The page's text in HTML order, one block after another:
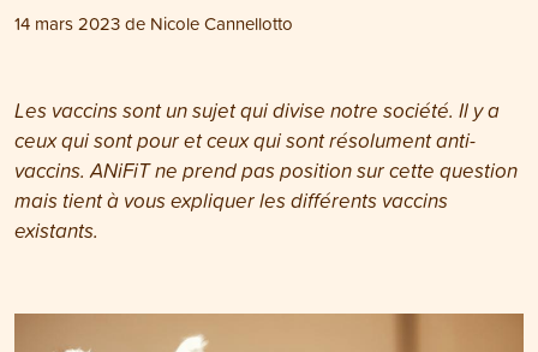
14 mars 2023de Nicole Cannellotto
Les vaccins sont un sujet qui divise notre société. Il y a
ceux qui sont pour et ceux qui sont résolument anti-
vaccins. ANiFiT ne prend pas position sur cette question
mais tient à vous expliquer les différents vaccins
existants.